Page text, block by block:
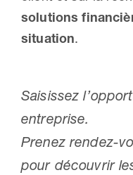
solutions
situation.
Saisissez
entreprise.
Prenez rendez-
pour découvrir